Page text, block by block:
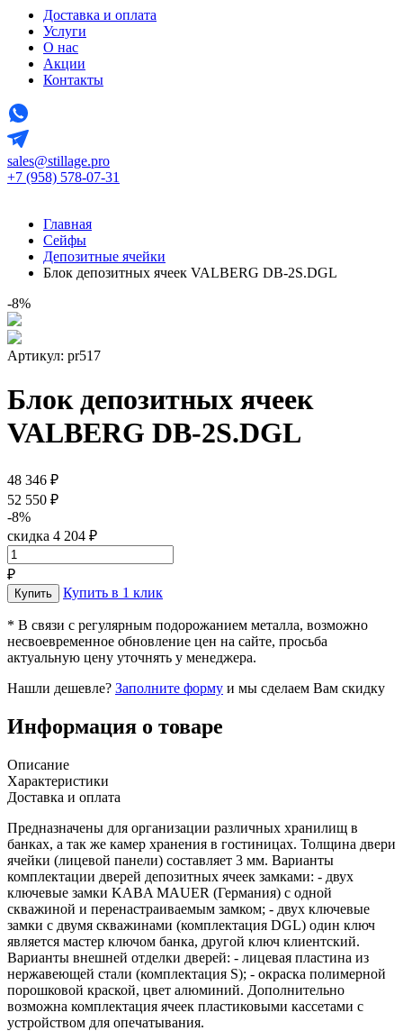
Доставка и оплата
Услуги
О нас
Акции
Контакты
sales@stillage.pro
+7 (958) 578-07-31
Главная
Сейфы
Депозитные ячейки
Блок депозитных ячеек VALBERG DB-2S.DGL
-8%
Артикул: pr517
Блок депозитных ячеек
VALBERG DB-2S.DGL
48 346 ₽
52 550 ₽
-8%
скидка 4 204 ₽
₽
Купить в 1 клик
* В связи с регулярным подорожанием металла, возможно
несвоевременное обновление цен на сайте, просьба
актуальную цену уточнять у менеджера.
Нашли дешевле? Заполните форму и мы сделаем Вам скидку
Информация о товаре
Описание
Характеристики
Доставка и оплата
Предназначены для организации различных хранилищ в
банках, а так же камер хранения в гостиницах. Толщина двери
ячейки (лицевой панели) составляет 3 мм. Варианты
комплектации дверей депозитных ячеек замками: - двух
ключевые замки KABA MAUER (Германия) с одной
скважиной и перенастраиваемым замком; - двух ключевые
замки с двумя скважинами (комплектация DGL) один ключ
является мастер ключом банка, другой ключ клиентский.
Варианты внешней отделки дверей: - лицевая пластина из
нержавеющей стали (комплектация S); - окраска полимерной
порошковой краской, цвет алюминий. Дополнительно
возможна комплектация ячеек пластиковыми кассетами с
устройством для опечатывания.